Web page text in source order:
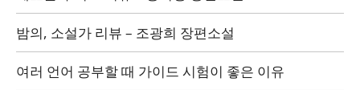
밤의, 소설가 리뷰 – 조광희 장편소설
여러 언어 공부할 때 가이드 시험이 좋은 이유